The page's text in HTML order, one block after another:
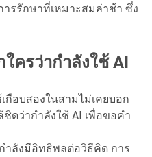
ารรักษาที่เหมาะสมล่าช้า ซึ่ง
ครว่ากำลังใช้ AI
อบสองในสามไม่เคยบอก
ดว่ากำลังใช้ AI เพื่อขอคำ
ำลังมีอิทธิพลต่อวิธีคิด การ